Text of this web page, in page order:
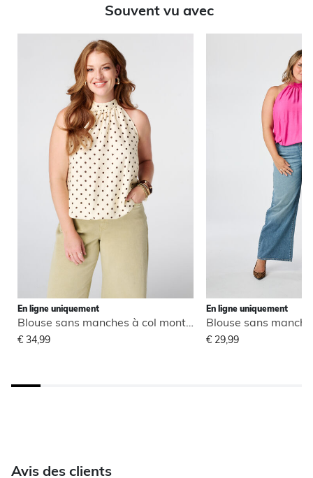
Souvent vu avec
En ligne uniquement
€ 34,99
En ligne uniquement
€ 29,99
Avis des clients